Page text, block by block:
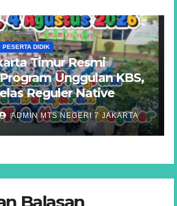
PESERTA DIDIK
Timur Resmi
Unggulan KBS,
Reguler Native
ADMIN MTS NEGERI 7 JAKARTA
Balasan